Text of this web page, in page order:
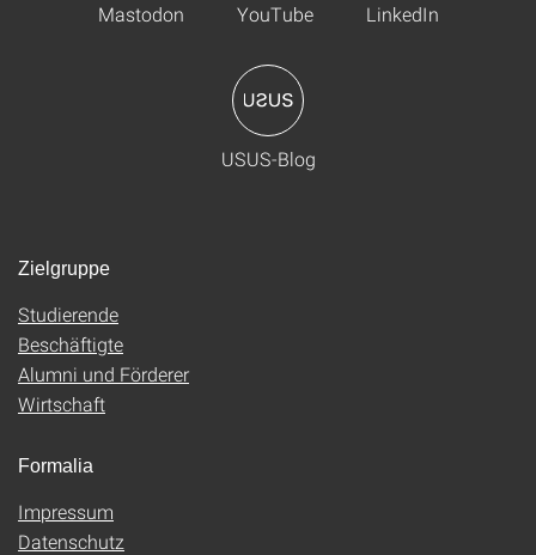
Mastodon YouTube LinkedIn
USUS-Blog
Zielgruppe
Studierende
Beschäftigte
Alumni und Förderer
Wirtschaft
Formalia
Impressum
Datenschutz